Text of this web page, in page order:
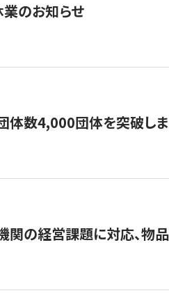
業のお知らせ
体数4,000団体を突破しま
関の経営課題に対応、物